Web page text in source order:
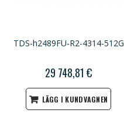
TDS-h2489FU-R2-4314-512G
29 748,81 €
LÄGG I KUNDVAGNEN